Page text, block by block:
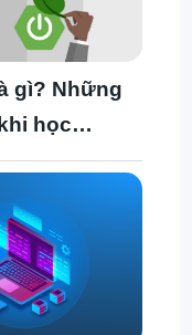
gì? Những
học